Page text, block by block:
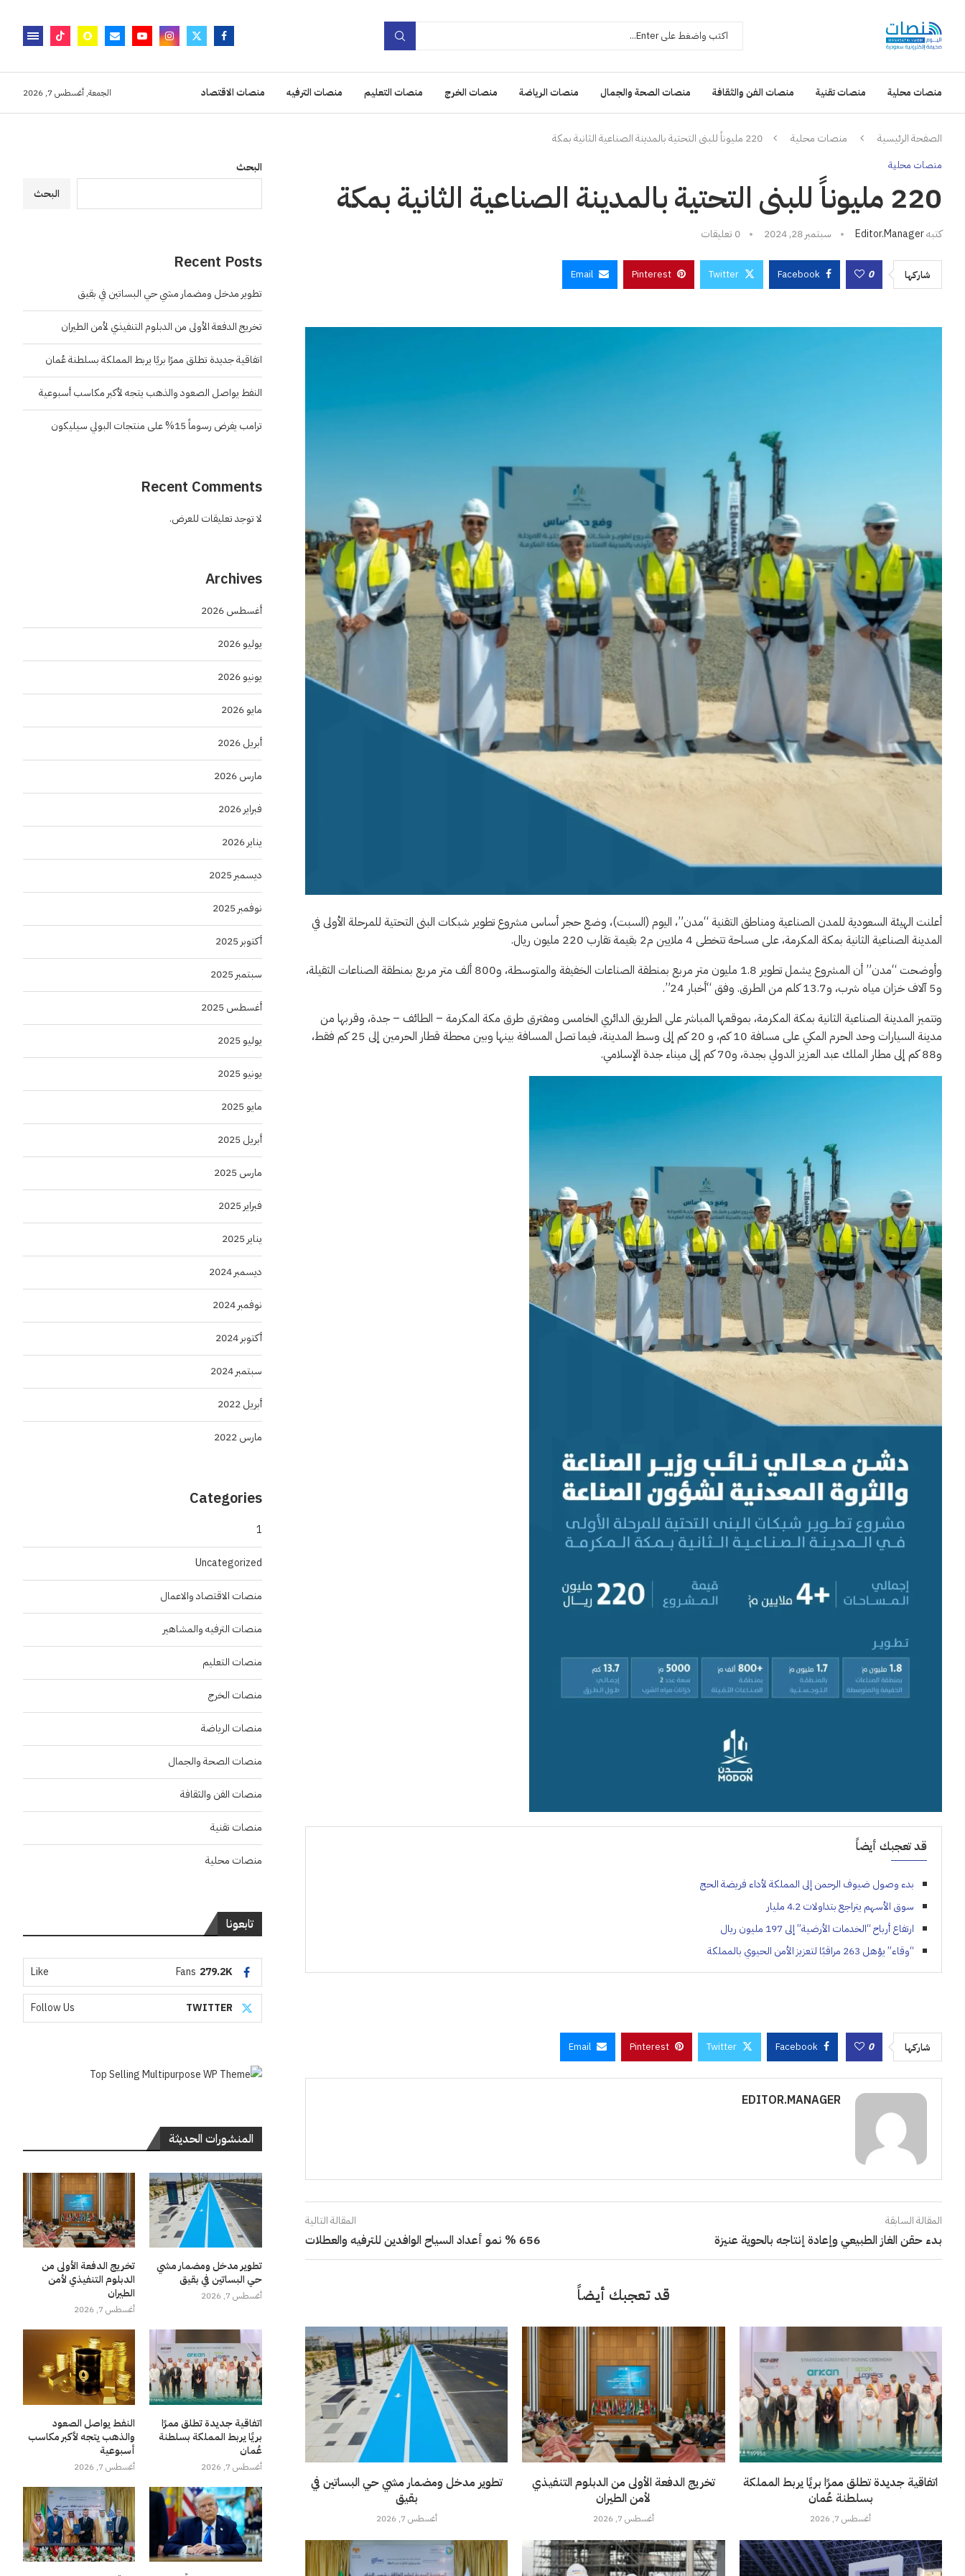
منصات محلية منصات تقنية منصات الفن والثقافة منصات الصحة والجمال منصات الرياضة منصات الخرج منصات التعليم منصات الترفيه منصات الاقتصاد الجمعة, أغسطس 7, 2026
الصفحة الرئيسية منصات محلية 220 مليوناً للبنى التحتية بالمدينة الصناعية الثانية بمكة
منصات محلية
220 مليوناً للبنى التحتية بالمدينة الصناعية الثانية بمكة
كتبهEditor.manager سبتمبر 28, 2024 0 تعليقات
شاركها 0
Facebook
Twitter
Pinterest
Email
أعلنت الهيئة السعودية للمدن الصناعية ومناطق التقنية “مدن”، اليوم (السبت)، وضع حجر أساس مشروع تطوير شبكات البنى التحتية للمرحلة الأولى في
المدينة الصناعية الثانية بمكة المكرمة، على مساحة تتخطى 4 ملايين م2 بقيمة تقارب 220 مليون ريال.
وأوضحت “مدن” أن المشروع يشمل تطوير 1.8 مليون متر مربع بمنطقة الصناعات الخفيفة والمتوسطة، و800 ألف متر مربع بمنطقة الصناعات الثقيلة،
و5 آلاف خزان مياه شرب، و13.7 كلم من الطرق. وفق “أخبار 24”.
وتتميز المدينة الصناعية الثانية بمكة المكرمة، بموقعها المباشر على الطريق الدائري الخامس ومفترق طرق مكة المكرمة – الطائف – جدة، وقربها من
مدينة السيارات وحد الحرم المكي على مسافة 10 كم، و 20 كم إلى وسط المدينة، فيما تصل المسافة بينها وبين محطة قطار الحرمين إلى 25 كم فقط،
و88 كم إلى مطار الملك عبد العزيز الدولي بجدة، و70 كم إلى ميناء جدة الإسلامي.
قد تعجبك أيضاً
بدء وصول ضيوف الرحمن إلى المملكة لأداء فريضة الحج
سوق الأسهم يتراجع بتداولات 4.2 مليار
ارتفاع أرباح “الخدمات الأرضية” إلى 197 مليون ريال
“وقاء” يؤهل 263 مراقبًا لتعزيز الأمن الحيوي بالمملكة
شاركها 0
Facebook
Twitter
Pinterest
Email
EDITOR.MANAGER
المقالة السابقة
بدء حقن الغاز الطبيعي وإعادة إنتاجه بالحوية عنيزة
المقالة التالية
656 % نمو أعداد السياح الوافدين للترفيه والعطلات
قد تعجبك أيضاً
تطوير مدخل ومضمار مشي حي البساتين في
بقيق
أغسطس 7, 2026
تخريج الدفعة الأولى من الدبلوم التنفيذي
لأمن الطيران
أغسطس 7, 2026
اتفاقية جديدة تطلق ممرًا بريًا يربط المملكة
بسلطنة عُمان
أغسطس 7, 2026
البحث
البحث
Recent Posts
تطوير مدخل ومضمار مشي حي البساتين في بقيق
تخريج الدفعة الأولى من الدبلوم التنفيذي لأمن الطيران
اتفاقية جديدة تطلق ممرًا بريًا يربط المملكة بسلطنة عُمان
النفط يواصل الصعود والذهب يتجه لأكبر مكاسب أسبوعية
ترامب يفرض رسوماً 15% على منتجات البولي سيليكون
Recent Comments
لا توجد تعليقات للعرض.
Archives
أغسطس 2026
يوليو 2026
يونيو 2026
مايو 2026
أبريل 2026
مارس 2026
فبراير 2026
يناير 2026
ديسمبر 2025
نوفمبر 2025
أكتوبر 2025
سبتمبر 2025
أغسطس 2025
يوليو 2025
يونيو 2025
مايو 2025
أبريل 2025
مارس 2025
فبراير 2025
يناير 2025
ديسمبر 2024
نوفمبر 2024
أكتوبر 2024
سبتمبر 2024
أبريل 2022
مارس 2022
Categories
1
Uncategorized
منصات الاقتصاد والاعمال
منصات الترفيه والمشاهير
منصات التعليم
منصات الخرج
منصات الرياضة
منصات الصحة والجمال
منصات الفن والثقافة
منصات تقنية
منصات محلية
تابعونا
279.2K
Fans
Like
TWITTER
Follow Us
المنشورات الحديثة
تطوير مدخل ومضمار مشي
حي البساتين في بقيق
أغسطس 7, 2026
تخريج الدفعة الأولى من
الدبلوم التنفيذي لأمن
الطيران
أغسطس 7, 2026
اتفاقية جديدة تطلق ممرًا
بريًا يربط المملكة بسلطنة
عُمان
أغسطس 7, 2026
النفط يواصل الصعود
والذهب يتجه لأكبر مكاسب
أسبوعية
أغسطس 7, 2026